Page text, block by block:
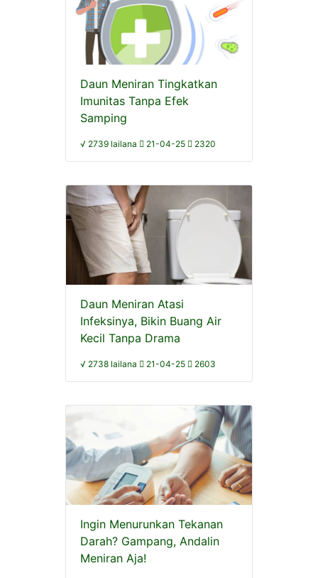
Daun Meniran Tingkatkan
Imunitas Tanpa Efek
Samping
√ 2739 lailana 21-04-25 2320
Daun Meniran Atasi
Infeksinya, Bikin Buang Air
Kecil Tanpa Drama
√ 2738 lailana 21-04-25 2603
Ingin Menurunkan Tekanan
Darah? Gampang, Andalin
Meniran Aja!